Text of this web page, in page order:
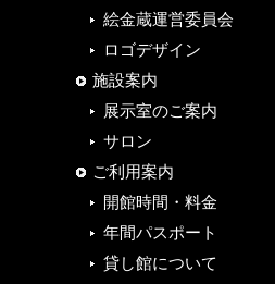
絵金蔵運営委員会
ロゴデザイン
施設案内
展示室のご案内
サロン
ご利用案内
開館時間・料金
年間パスポート
貸し館について